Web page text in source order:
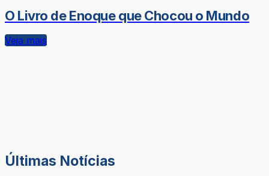
O Livro de Enoque que Chocou o Mundo
Veja mais
Últimas Notícias